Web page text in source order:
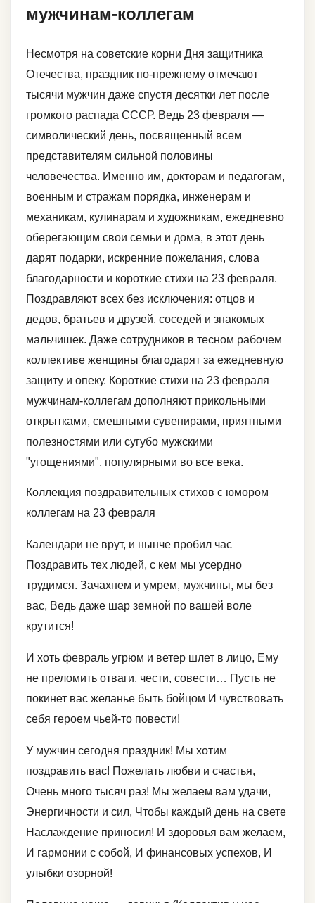
мужчинам-коллегам
Несмотря на советские корни Дня защитника
Отечества, праздник по-прежнему отмечают
тысячи мужчин даже спустя десятки лет после
громкого распада СССР. Ведь 23 февраля —
символический день, посвященный всем
представителям сильной половины
человечества. Именно им, докторам и педагогам,
военным и стражам порядка, инженерам и
механикам, кулинарам и художникам, ежедневно
оберегающим свои семьи и дома, в этот день
дарят подарки, искренние пожелания, слова
благодарности и короткие стихи на 23 февраля.
Поздравляют всех без исключения: отцов и
дедов, братьев и друзей, соседей и знакомых
мальчишек. Даже сотрудников в тесном рабочем
коллективе женщины благодарят за ежедневную
защиту и опеку. Короткие стихи на 23 февраля
мужчинам-коллегам дополняют прикольными
открытками, смешными сувенирами, приятными
полезностями или сугубо мужскими
"угощениями", популярными во все века.
Коллекция поздравительных стихов с юмором
коллегам на 23 февраля
Календари не врут, и нынче пробил час
Поздравить тех людей, с кем мы усердно
трудимся. Зачахнем и умрем, мужчины, мы без
вас, Ведь даже шар земной по вашей воле
крутится!
И хоть февраль угрюм и ветер шлет в лицо, Ему
не преломить отваги, чести, совести… Пусть не
покинет вас желанье быть бойцом И чувствовать
себя героем чьей-то повести!
У мужчин сегодня праздник! Мы хотим
поздравить вас! Пожелать любви и счастья,
Очень много тысяч раз! Мы желаем вам удачи,
Энергичности и сил, Чтобы каждый день на свете
Наслаждение приносил! И здоровья вам желаем,
И гармонии с собой, И финансовых успехов, И
улыбки озорной!